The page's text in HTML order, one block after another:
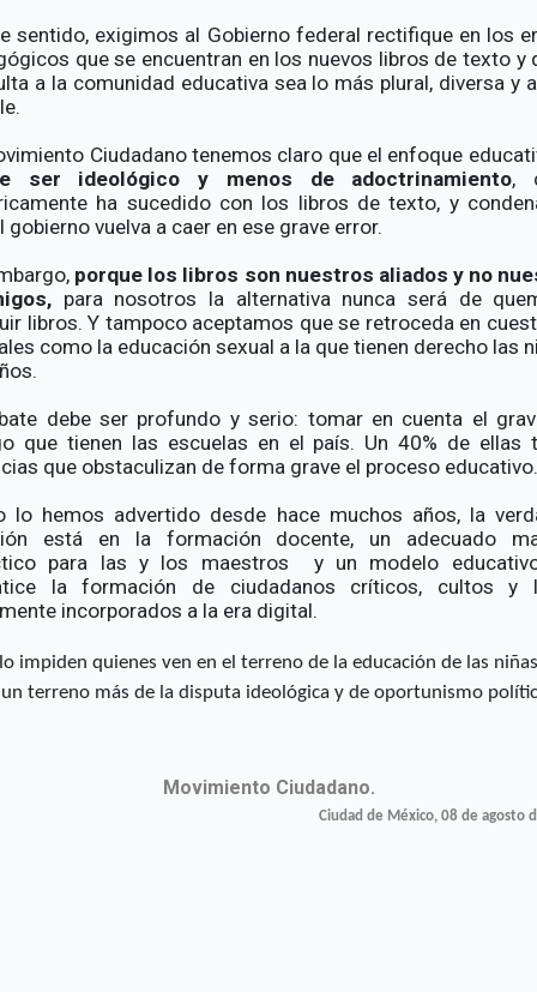
sentido, exigimos al Gobierno federal rectifique en los
que se encuentran en los nuevos libros de texto y
a la comunidad educativa sea lo más plural, diversa y
Ciudadano tenemos claro que el enfoque
ser ideológico y menos de adoctrinamiento,
ha sucedido con los libros de texto, y
gobierno vuelva a caer en ese grave error.
porque los libros son nuestros aliados y no
para nosotros la alternativa nunca será de
libros. Y tampoco aceptamos que se retroceda en
como la educación sexual a la que tienen derecho las
debe ser profundo y serio: tomar en cuenta el
que tienen las escuelas en el país. Un 40% de ellas
que obstaculizan de forma grave el proceso educativo.
lo hemos advertido desde hace muchos años, la
está en la formación docente, un adecuado
para las y los maestros y un modelo
la formación de ciudadanos críticos, cultos y
incorporados a la era digital.
impiden quienes ven en el terreno de la educación de las
terreno más de la disputa ideológica y de oportunismo
Movimiento Ciudadano.
Ciudad de México, 08 de agosto